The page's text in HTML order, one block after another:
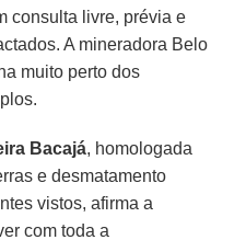
consulta livre, prévia e
A mineradora Belo
muito perto dos
Bacajá, homologada
e desmatamento
vistos, afirma a
com toda a